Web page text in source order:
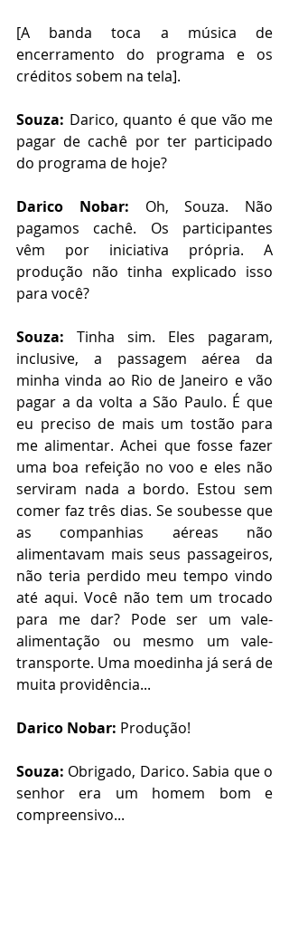
[A banda toca a música de
encerramento do programa e os
créditos sobem na tela].
Souza: Darico, quanto é que vão me
pagar de cachê por ter participado
do programa de hoje?
Darico Nobar: Oh, Souza. Não
pagamos cachê. Os participantes
vêm por iniciativa própria. A
produção não tinha explicado isso
para você?
Souza: Tinha sim. Eles pagaram,
inclusive, a passagem aérea da
minha vinda ao Rio de Janeiro e vão
pagar a da volta a São Paulo. É que
eu preciso de mais um tostão para
me alimentar. Achei que fosse fazer
uma boa refeição no voo e eles não
serviram nada a bordo. Estou sem
comer faz três dias. Se soubesse que
as companhias aéreas não
alimentavam mais seus passageiros,
não teria perdido meu tempo vindo
até aqui. Você não tem um trocado
para me dar? Pode ser um vale-
alimentação ou mesmo um vale-
transporte. Uma moedinha já será de
muita providência...
Darico Nobar: Produção!
Souza: Obrigado, Darico. Sabia que o
senhor era um homem bom e
compreensivo...